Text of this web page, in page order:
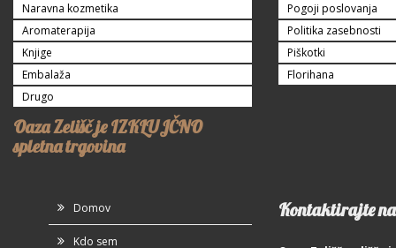
Naravna kozmetika
Aromaterapija
Knjige
Embalaža
Drugo
Oaza Zelišč je IZKLUJČNO
spletna trgovina
Pogoji poslovanja
Politika zasebnosti
Piškotki
Florihana
Domov
Kdo sem
Kontaktirajte